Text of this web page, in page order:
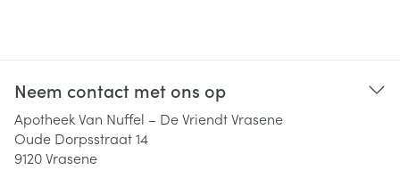
Neem contact met ons op
Apotheek Van Nuffel – De Vriendt Vrasene
Oude Dorpsstraat 14
9120Vrasene